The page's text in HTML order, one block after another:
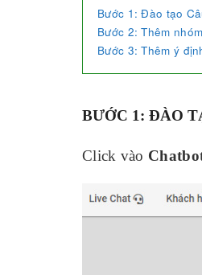
Bước 1: Đào tạo
Bước 2: Thêm
Bước 3: Thêm ý
BƯỚC 1: ĐÀO
Click vào